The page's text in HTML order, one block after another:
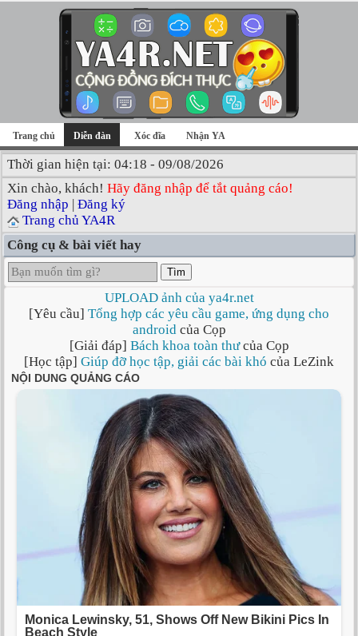
Trang chủ Diễn đàn Xóc đĩa Nhận YA
Thời gian hiện tại: 04:18 - 09/08/2026
Xin chào, khách! Hãy đăng nhập để tắt quảng cáo!
Đăng nhập | Đăng ký
Trang chủ YA4R
Công cụ & bài viết hay
Tìm
UPLOAD ảnh của ya4r.net
[Yêu cầu] Tổng hợp các yêu cầu game, ứng dụng cho
androidcủa Cọp
[Giải đáp] Bách khoa toàn thưcủa Cọp
[Học tập] Giúp đỡ học tập, giải các bài khó của LeZink